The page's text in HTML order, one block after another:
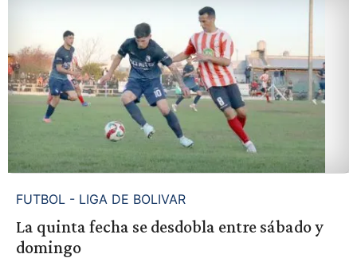
FUTBOL - LIGA DE BOLIVAR
La quinta fecha se desdobla entre sábado y
domingo